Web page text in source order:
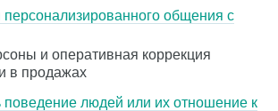
общения с
и оперативная коррекция
в продажах
поведение людей или их отношение к